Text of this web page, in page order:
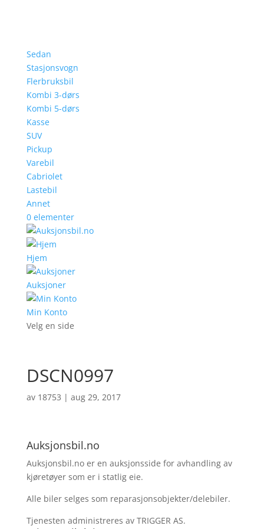
Sedan
Stasjonsvogn
Flerbruksbil
Kombi 3-dørs
Kombi 5-dørs
Kasse
SUV
Pickup
Varebil
Cabriolet
Lastebil
Annet
0 elementer
Hjem
Auksjoner
Min Konto
Velg en side
DSCN0997
av 18753 | aug 29, 2017
Auksjonsbil.no
Auksjonsbil.no er en auksjonsside for avhandling av
kjøretøyer som er i statlig eie.
Alle biler selges som reparasjonsobjekter/delebiler.
Tjenesten administreres av TRIGGER AS.